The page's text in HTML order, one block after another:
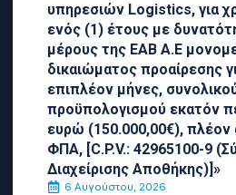
υπηρεσιών Logistics, για
ενός (1) έτους με
μέρους της ΕΑΒ Α.Ε
δικαιώματος προαίρεσης
επιπλέον μήνες,
προϋπολογισμού εκατόν
ευρώ (150.000,00€), πλέον
ΦΠΑ, [C.P.V.: 42965100-9
Διαχείρισης Αποθήκης)]»
6 Αυγούστου, 2026